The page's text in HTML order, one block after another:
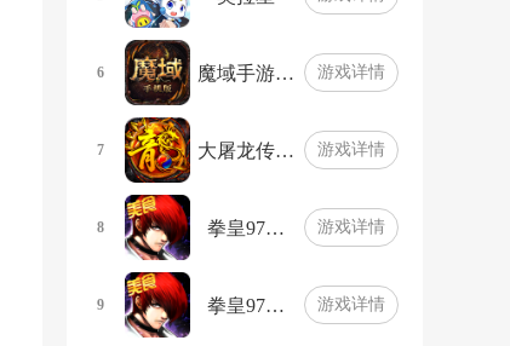
6 魔域手游… 游戏详情
7 大屠龙传… 游戏详情
8 拳皇97… 游戏详情
9 拳皇97… 游戏详情